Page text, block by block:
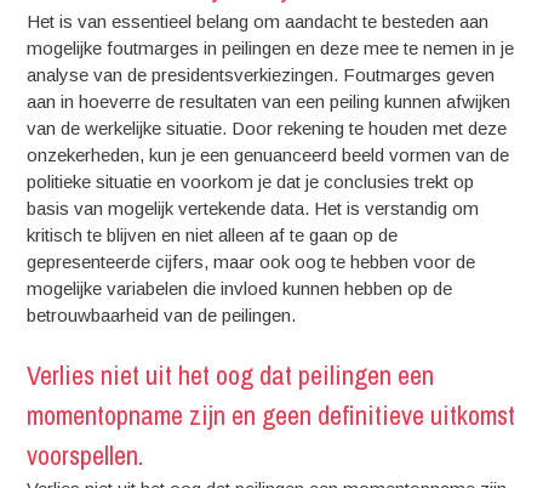
Het is van essentieel belang om aandacht te besteden aan
mogelijke foutmarges in peilingen en deze mee te nemen in je
analyse van de presidentsverkiezingen. Foutmarges geven
aan in hoeverre de resultaten van een peiling kunnen afwijken
van de werkelijke situatie. Door rekening te houden met deze
onzekerheden, kun je een genuanceerd beeld vormen van de
politieke situatie en voorkom je dat je conclusies trekt op
basis van mogelijk vertekende data. Het is verstandig om
kritisch te blijven en niet alleen af te gaan op de
gepresenteerde cijfers, maar ook oog te hebben voor de
mogelijke variabelen die invloed kunnen hebben op de
betrouwbaarheid van de peilingen.
Verlies niet uit het oog dat peilingen een
momentopname zijn en geen definitieve uitkomst
voorspellen.